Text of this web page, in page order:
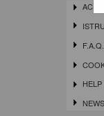
F.A.Q.
NEWS